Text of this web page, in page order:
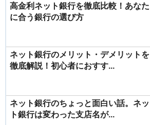
高金利ネット銀行を徹底比較！あなた
に合う銀行の選び方
ネット銀行のメリット・デメリットを
徹底解説！初心者におすす...
ネット銀行のちょっと面白い話。ネッ
ト銀行は変わった支店名が...